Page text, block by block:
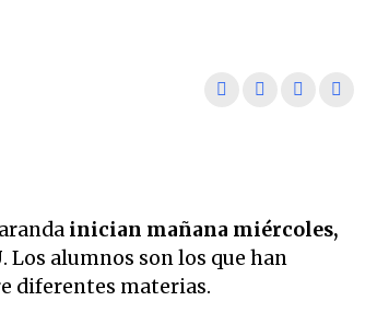
inician mañana miércoles,
. Los alumnos son los que han
diferentes materias.